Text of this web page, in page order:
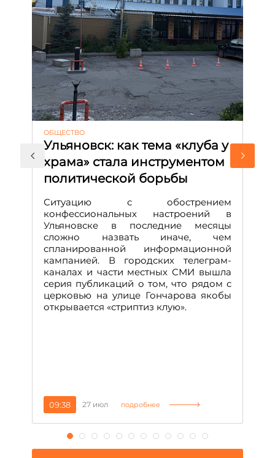
ОБЩЕСТВО
Ульяновск: как тема «клуба у
храма» стала инструментом
политической борьбы
Ситуацию с обострением
конфессиональных настроений в
Ульяновске в последние месяцы
сложно назвать иначе, чем
спланированной информационной
кампанией. В городских телеграм-
каналах и части местных СМИ вышла
серия публикаций о том, что рядом с
церковью на улице Гончарова якобы
открывается «стриптиз клую».
09:38 27 июл подробнее